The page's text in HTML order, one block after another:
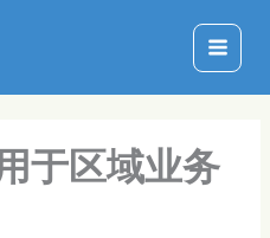
于区域业务